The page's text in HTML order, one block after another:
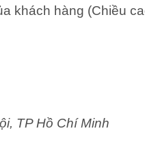
khách hàng (Chiều
TP Hồ Chí Minh